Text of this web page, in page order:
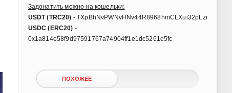
Задонатить можно на кошельки:
USDT (TRC20) - TXpBhNvPWNvHNv44R8968hmCLXui32pLzi
USDC (ERC20) -
0x1a814e58f9d97591767a74904ff1e1dc5261e5fc
ПОХОЖЕЕ